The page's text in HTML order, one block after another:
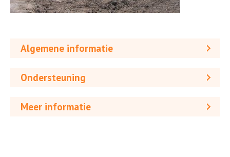
Algemene informatie
Ondersteuning
Meer informatie